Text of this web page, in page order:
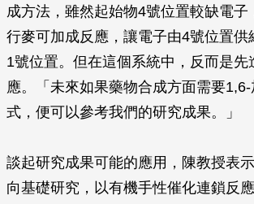
成方法，雖然起始物4號位置較缺電子
行麥可加成反應，讓電子由4號位置供
1號位置。但在這個系統中，反而是先
應。「未來如果藥物合成方面需要
式，便可以參考我們的研究成果。」
談起研究成果可能的應用，陳教授表
向基礎研究，以有機手性催化連鎖反